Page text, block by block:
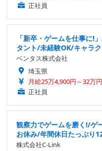
正社員
「新卒・ゲームを仕事に!
タント/未経験OK/キャラ
ベンタス株式会社
埼玉県
月給25万4,900円～32万円
正社員
観察力でゲームを磨く!/ゲ
お休み/年間休日たっぷり
株式会社C-Link